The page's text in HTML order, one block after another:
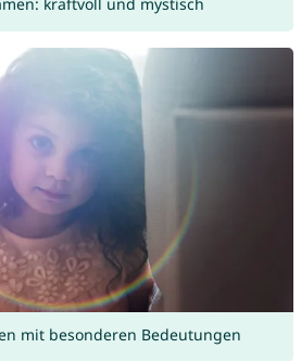
mit besonderen Bedeutungen